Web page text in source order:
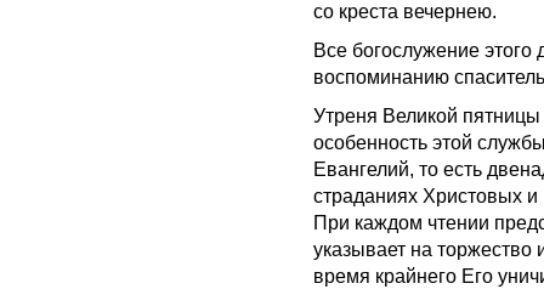
со креста вечернею.
Все богослужение этого
воспоминанию
Утреня Великой пятницы
особенность этой
Евангелий, то есть
страданиях Христовых
При каждом чтении
указывает на
время крайнего Его